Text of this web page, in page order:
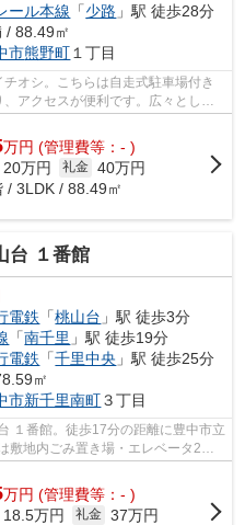
ール本線 「少路 」駅 徒歩28分
/ 88.49㎡
市熊野町１丁目
オシ。こちらは自走式駐車場付き
アクセスが便利です。広々とした
万円 (管理費等：- )
20万円 礼金 40万円
/ 3LDK / 88.49㎡
台 １番館
電鉄 「桃山台 」駅 徒歩3分
「南千里 」駅 徒歩19分
電鉄 「千里中央 」駅 徒歩25分
㎡
市新千里南町３丁目
１番館。徒歩17分の距離に豊中市立
敷地内ごみ置き場・エレベータ2基
万円 (管理費等：- )
18.5万円 礼金 37万円